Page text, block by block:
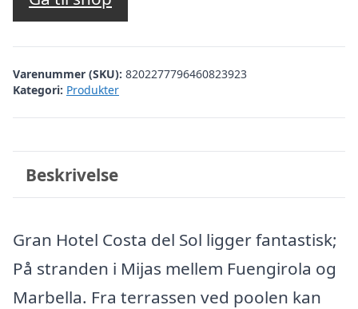
Varenummer (SKU): 8202277796460823923
Kategori: Produkter
Beskrivelse
Gran Hotel Costa del Sol ligger fantastisk;
På stranden i Mijas mellem Fuengirola og
Marbella. Fra terrassen ved poolen kan